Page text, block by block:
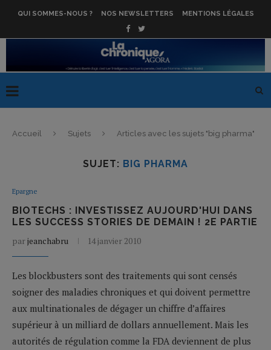
QUI SOMMES-NOUS ? NOS NEWSLETTERS MENTIONS LÉGALES
Accueil Sujets Articles avec les sujets "big pharma"
SUJET: BIG PHARMA
Epargne
BIOTECHS : INVESTISSEZ AUJOURD'HUI DANS
LES SUCCESS STORIES DE DEMAIN ! 2E PARTIE
parjeanchabru 14 janvier 2010
Les blockbusters sont des traitements qui sont censés
soigner des maladies chroniques et qui doivent permettre
aux multinationales de dégager un chiffre d’affaires
supérieur à un milliard de dollars annuellement. Mais les
autorités de régulation comme la FDA deviennent de plus